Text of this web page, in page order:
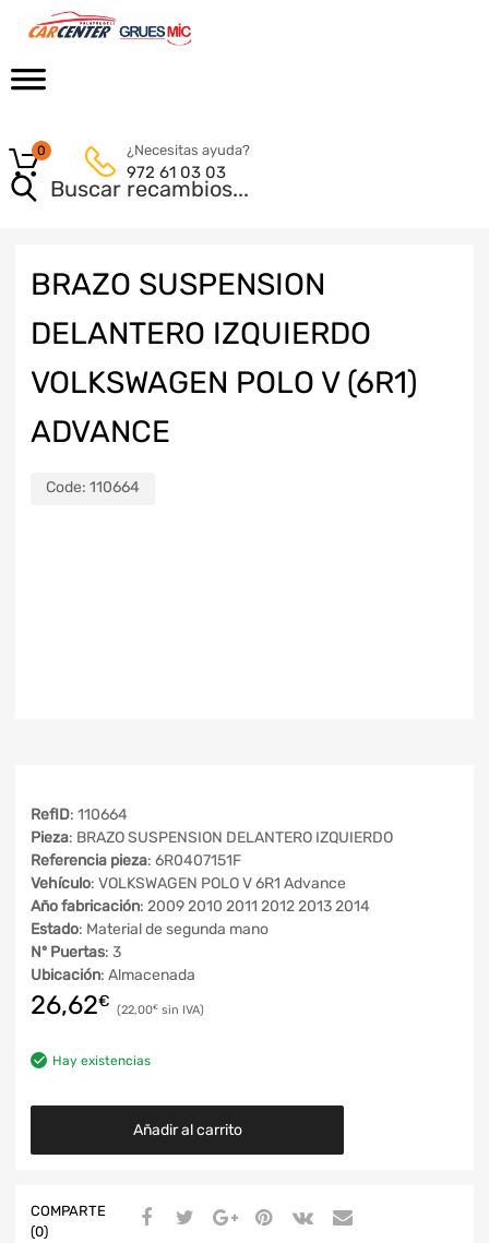
¿Necesitas ayuda?
972 61 03 03
0
BRAZO SUSPENSION
DELANTERO IZQUIERDO
VOLKSWAGEN POLO V (6R1)
ADVANCE
Code: 110664
RefID: 110664
Pieza: BRAZO SUSPENSION DELANTERO IZQUIERDO
Referencia pieza: 6R0407151F
Vehículo: VOLKSWAGEN POLO V 6R1 Advance
Año fabricación: 2009 2010 2011 2012 2013 2014
Estado: Material de segunda mano
Nº Puertas: 3
Ubicación: Almacenada
26,62€ 22,00€
Hay existencias
Añadir al carrito
COMPARTE
(0)